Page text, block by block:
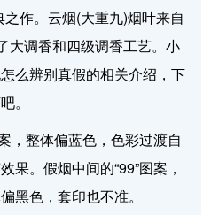
作。云烟(大重九)烟叶来自
大调香和四级调香工艺。小
么辨别真假的相关介绍，下
。
，整体偏蓝色，色彩过渡自
果。假烟中间的“99”图案，
黑色，套印也不准。